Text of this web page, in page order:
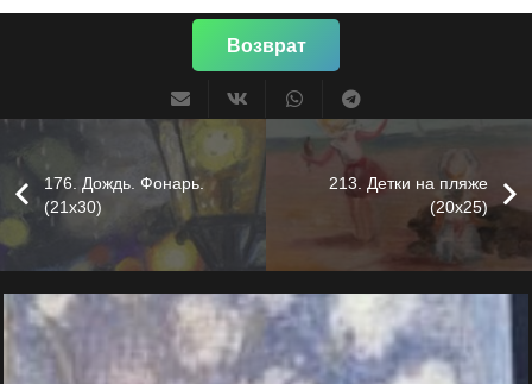
Возврат
176. Дождь. Фонарь.
(21х30)
213. Детки на пляже
(20х25)